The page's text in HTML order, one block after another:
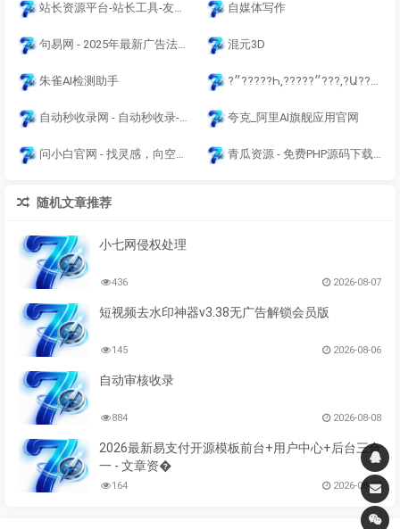
站长资源平台-站长工具-友情链接-免费资源互换-网站交易平台 自媒体写作
句易网 - 2025年最新广告法淘宝抖音违禁词敏感词在线查询检测工具 混元3D
朱雀AI检测助手 ?״?????Һ,?????״???,?Ա?????,?????Ҵ???,?Ҵ?????Һ,???Ƽ?,??????ԭҩ_ɽ?????????
自动秒收录网 - 自动秒收录-网站收录-收录网站-网址收录-秒收录 夸克_阿里AI旗舰应用官网
问小白官网 - 找灵感，向空白发问，灵感自来 青瓜资源 - 免费PHP源码下载与绿色软件分享
随机文章推荐
小七网侵权处理
436 2026-08-07
短视频去水印神器v3.38无广告解锁会员版
145 2026-08-06
自动审核收录
884 2026-08-08
2026最新易支付开源模板前台+用户中心+后台三合
一 - 文章资�
164 2026-08-07